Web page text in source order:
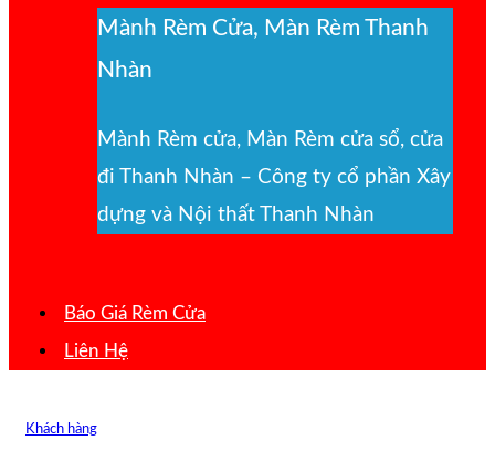
Mành Rèm Cửa, Màn Rèm Thanh
Nhàn
Mành Rèm cửa, Màn Rèm cửa sổ, cửa
đi Thanh Nhàn – Công ty cổ phần Xây
dựng và Nội thất Thanh Nhàn
Báo Giá Rèm Cửa
Liên Hệ
Khách hàng